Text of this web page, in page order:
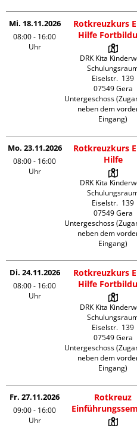
Mi. 18.11.2026
08:00 - 16:00
Uhr
Rotkreuzkurs
Hilfe
DRK Kita
Eiselstr.  139
07549 Gera
Untergeschoss
neben dem
Eingang)
Mo. 23.11.2026
08:00 - 16:00
Uhr
Rotkreuzkurs
Hilfe
DRK Kita
Eiselstr.  139
07549 Gera
Untergeschoss
neben dem
Eingang)
Di. 24.11.2026
08:00 - 16:00
Uhr
Rotkreuzkurs
Hilfe
DRK Kita
Eiselstr.  139
07549 Gera
Untergeschoss
neben dem
Eingang)
Fr. 27.11.2026
09:00 - 16:00
Uhr
Rotkreuz